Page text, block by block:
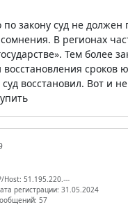
закону суд не должен
В регионах
Тем более
восстановления сроков
восстановил. Вот и
Host: 51.195.220.---
регистрации: 31.05.2024
57